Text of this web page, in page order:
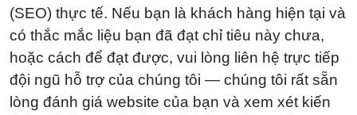
(SEO) thực tế. Nếu bạn là khách hàng hiện tại và
có thắc mắc liệu bạn đã đạt chỉ tiêu này chưa,
hoặc cách để đạt được, vui lòng liên hệ trực tiếp
đội ngũ hỗ trợ của chúng tôi — chúng tôi rất sẵn
lòng đánh giá website của bạn và xem xét kiến